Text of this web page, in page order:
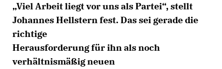
Viel Arbeit liegt vor uns als Partei“, stellt
Johannes Hellstern fest. Das sei gerade die
richtige
Herausforderung für ihn als noch
verhältnismäßig neuen